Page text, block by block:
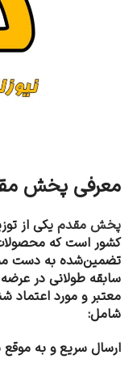
معرفی پخش
پخش مقدم یکی از
کشور است که
تضمین‌شده به دست
سابقه طولانی در
معتبر و مورد
شامل:
ارسال سریع و به